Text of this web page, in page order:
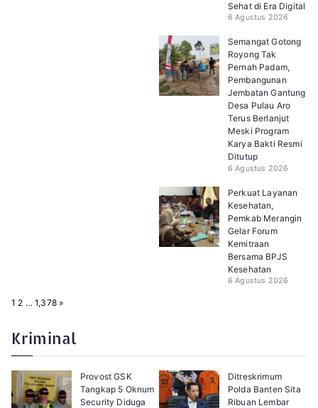
Sehat di Era Digital
6 Agustus 2026
Semangat Gotong
Royong Tak
Pernah Padam,
Pembangunan
Jembatan Gantung
Desa Pulau Aro
Terus Berlanjut
Meski Program
Karya Bakti Resmi
Ditutup
6 Agustus 2026
Perkuat Layanan
Kesehatan,
Pemkab Merangin
Gelar Forum
Kemitraan
Bersama BPJS
Kesehatan
6 Agustus 2026
P
:
1 2 … 1,378 N
»
Kriminal
Provost GSK
Tangkap 5 Oknum
Security Diduga
Ditreskrimum
Polda Banten Sita
Ribuan Lembar